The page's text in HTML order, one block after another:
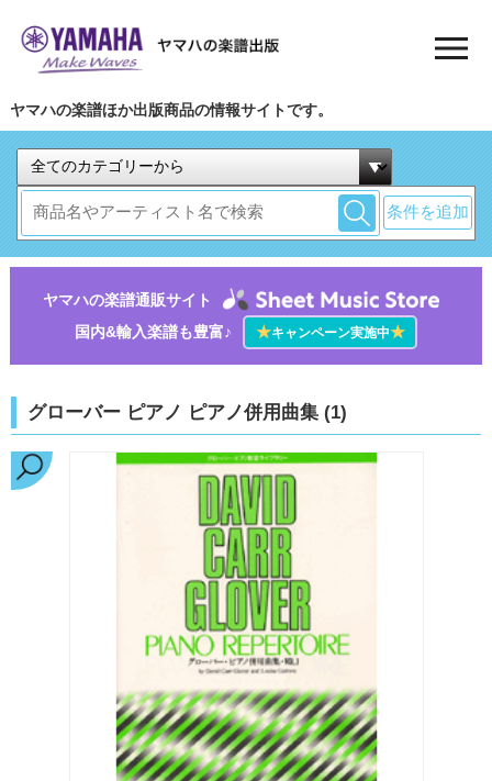
ヤマハの楽譜ほか出版商品の情報サイトです。
条件を追加
ヤマハの楽譜通販サイト
国内&輸入楽譜も豊富♪
★キャンペーン実施中★
グローバー ピアノ ピアノ併用曲集 (1)